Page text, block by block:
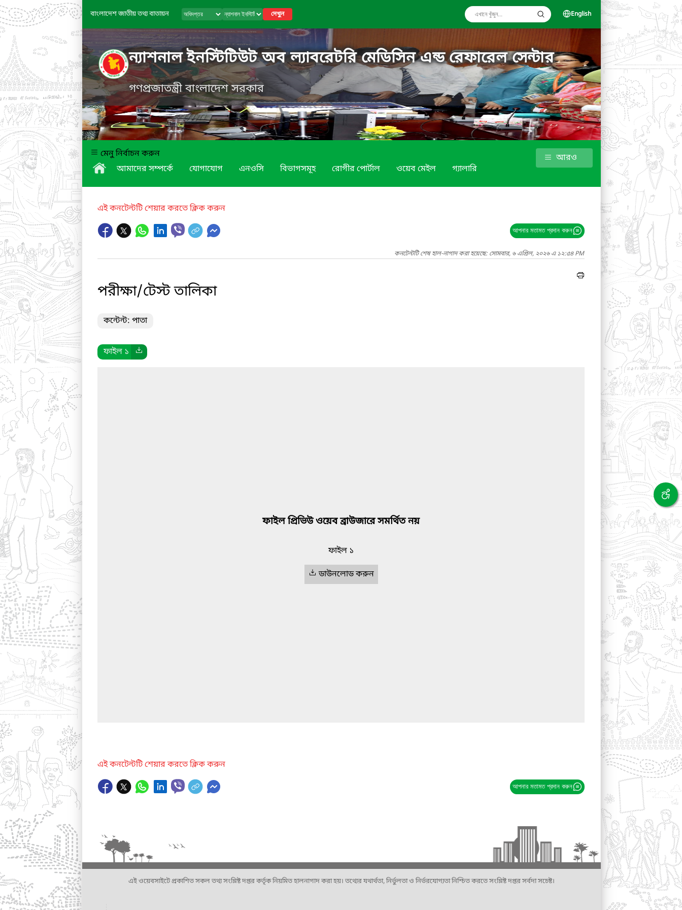
বাংলাদেশ জাতীয় তথ্য বাতায়ন দেখুন English
ন্যাশনাল ইনস্টিটিউট অব ল্যাবরেটরি মেডিসিন এন্ড রেফারেল সেন্টার
গণপ্রজাতন্ত্রী বাংলাদেশ সরকার
মেনু নির্বাচন করুন
আমাদের সম্পর্কে
যোগাযোগ এনওসি বিভাগসমূহ রোগীর পোর্টাল ওয়েব মেইল গ্যালারি
আরও
এই কনটেন্টটি শেয়ার করতে ক্লিক করুন
আপনার মতামত প্রদান করুন
কনটেন্টটি শেষ হাল-নাগাদ করা হয়েছে: সোমবার, ৬ এপ্রিল, ২০২৬ এ ১২:৫৪ PM
পরীক্ষা/টেস্ট তালিকা
কন্টেন্ট: পাতা
ফাইল ১
ফাইল প্রিভিউ ওয়েব ব্রাউজারে সমর্থিত নয়
ফাইল ১
ডাউনলোড করুন
এই কনটেন্টটি শেয়ার করতে ক্লিক করুন
আপনার মতামত প্রদান করুন
এই ওয়েবসাইটে প্রকাশিত সকল তথ্য সংশ্লিষ্ট দপ্তর কর্তৃক নিয়মিত হালনাগাদ করা হয়। তথ্যের যথার্থতা, নির্ভুলতা ও নির্ভরযোগ্যতা নিশ্চিত করতে সংশ্লিষ্ট দপ্তর সর্বদা সচেষ্ট।